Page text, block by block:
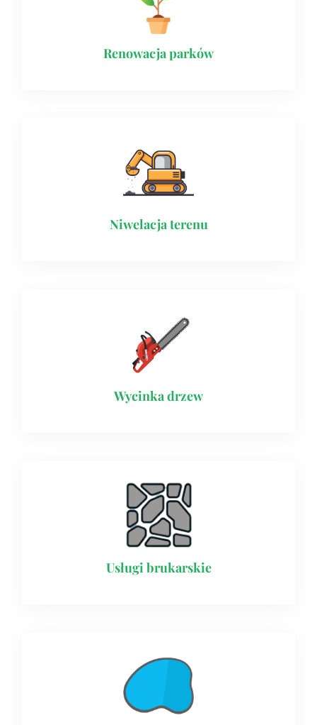
Renowacja parków
Niwelacja terenu
Wycinka drzew
Usługi brukarskie​